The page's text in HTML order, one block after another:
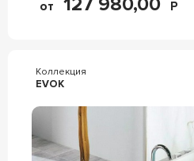
от Р
Коллекция
EVOK